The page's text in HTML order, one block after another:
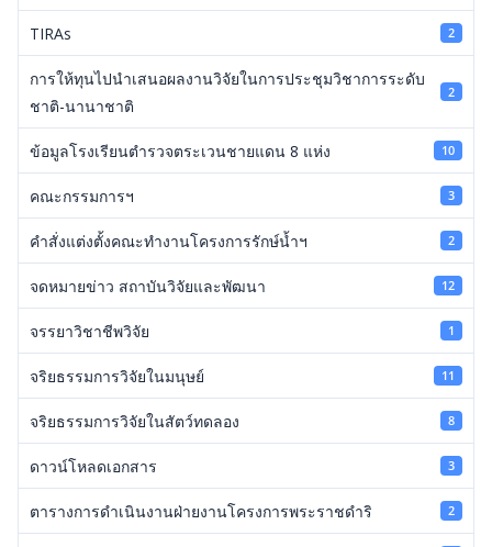
TIRAs 2
การให้ทุนไปนำเสนอผลงานวิจัยในการประชุมวิชาการระดับ
ชาติ-นานาชาติ
2
ข้อมูลโรงเรียนตำรวจตระเวนชายแดน 8 แห่ง 10
คณะกรรมการฯ 3
คำสั่งแต่งตั้งคณะทำงานโครงการรักษ์น้ำฯ 2
จดหมายข่าว สถาบันวิจัยและพัฒนา 12
จรรยาวิชาชีพวิจัย 1
จริยธรรมการวิจัยในมนุษย์ 11
จริยธรรมการวิจัยในสัตว์ทดลอง 8
ดาวน์โหลดเอกสาร 3
ตารางการดำเนินงานฝ่ายงานโครงการพระราชดำริ 2